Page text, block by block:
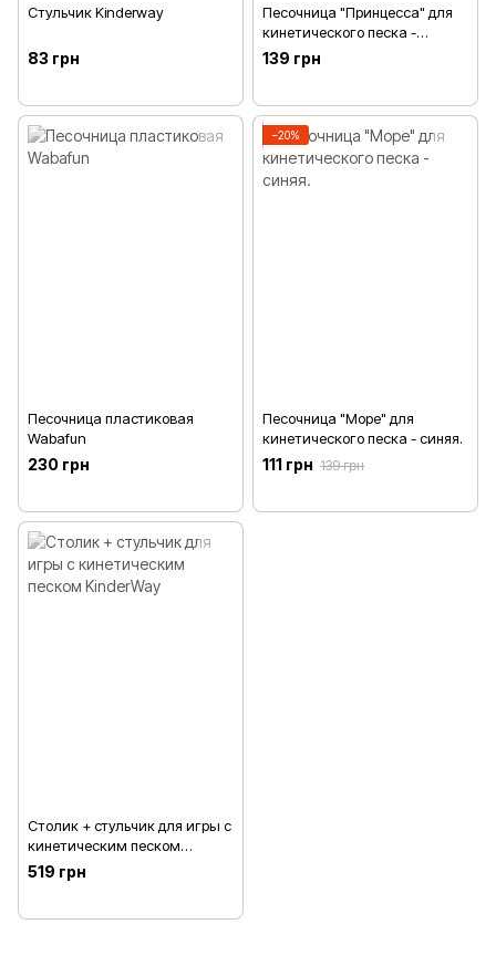
Стульчик Kinderway
83 грн
Песочница "Принцесса" для
кинетического песка -
розовая
139 грн
Песочница пластиковая
Wabafun
230 грн
−20%
Песочница "Море" для
кинетического песка - синяя.
111 грн 139 грн
Столик + стульчик для игры с
кинетическим песком
KinderWay
519 грн